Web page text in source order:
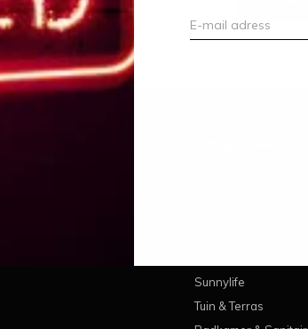
Sunnylife
Tuin & Terras